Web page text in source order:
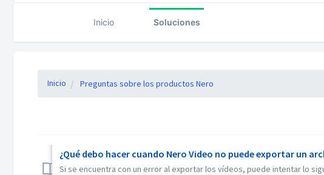
Inicio Soluciones
Inicio Preguntas sobre los productos Nero
¿Qué debo hacer cuando Nero Video no puede exportar un
Si se encuentra con un error al exportar los vídeos, puede intentar lo